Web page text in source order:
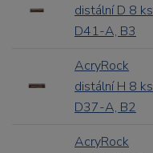
distální D 8 ks
D41-A, B3
AcryRock
distální H 8 ks
D37-A, B2
AcryRock